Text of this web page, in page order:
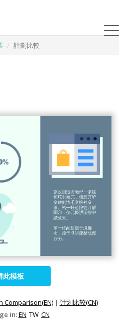
計劃比較
此模板
Comparison(EN)| 计划比较(CN)
in:EN TW CN